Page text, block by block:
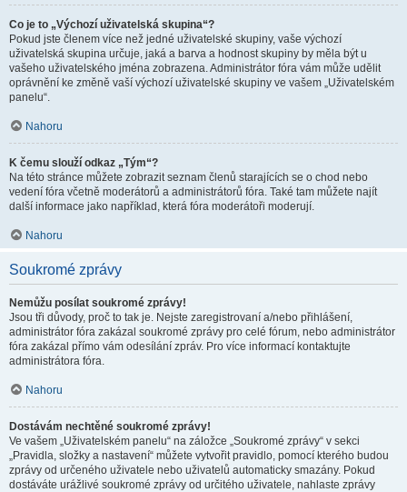
Co je to „Výchozí uživatelská skupina“?
Pokud jste členem více než jedné uživatelské skupiny, vaše výchozí
uživatelská skupina určuje, jaká a barva a hodnost skupiny by měla být u
vašeho uživatelského jména zobrazena. Administrátor fóra vám může udělit
oprávnění ke změně vaší výchozí uživatelské skupiny ve vašem „Uživatelském
panelu“.
Nahoru
K čemu slouží odkaz „Tým“?
Na této stránce můžete zobrazit seznam členů starajících se o chod nebo
vedení fóra včetně moderátorů a administrátorů fóra. Také tam můžete najít
další informace jako například, která fóra moderátoři moderují.
Nahoru
Soukromé zprávy
Nemůžu posílat soukromé zprávy!
Jsou tři důvody, proč to tak je. Nejste zaregistrovaní a/nebo přihlášení,
administrátor fóra zakázal soukromé zprávy pro celé fórum, nebo administrátor
fóra zakázal přímo vám odesílání zpráv. Pro více informací kontaktujte
administrátora fóra.
Nahoru
Dostávám nechtěné soukromé zprávy!
Ve vašem „Uživatelském panelu“ na záložce „Soukromé zprávy“ v sekci
„Pravidla, složky a nastavení“ můžete vytvořit pravidlo, pomocí kterého budou
zprávy od určeného uživatele nebo uživatelů automaticky smazány. Pokud
dostáváte urážlivé soukromé zprávy od určitého uživatele, nahlaste zprávy